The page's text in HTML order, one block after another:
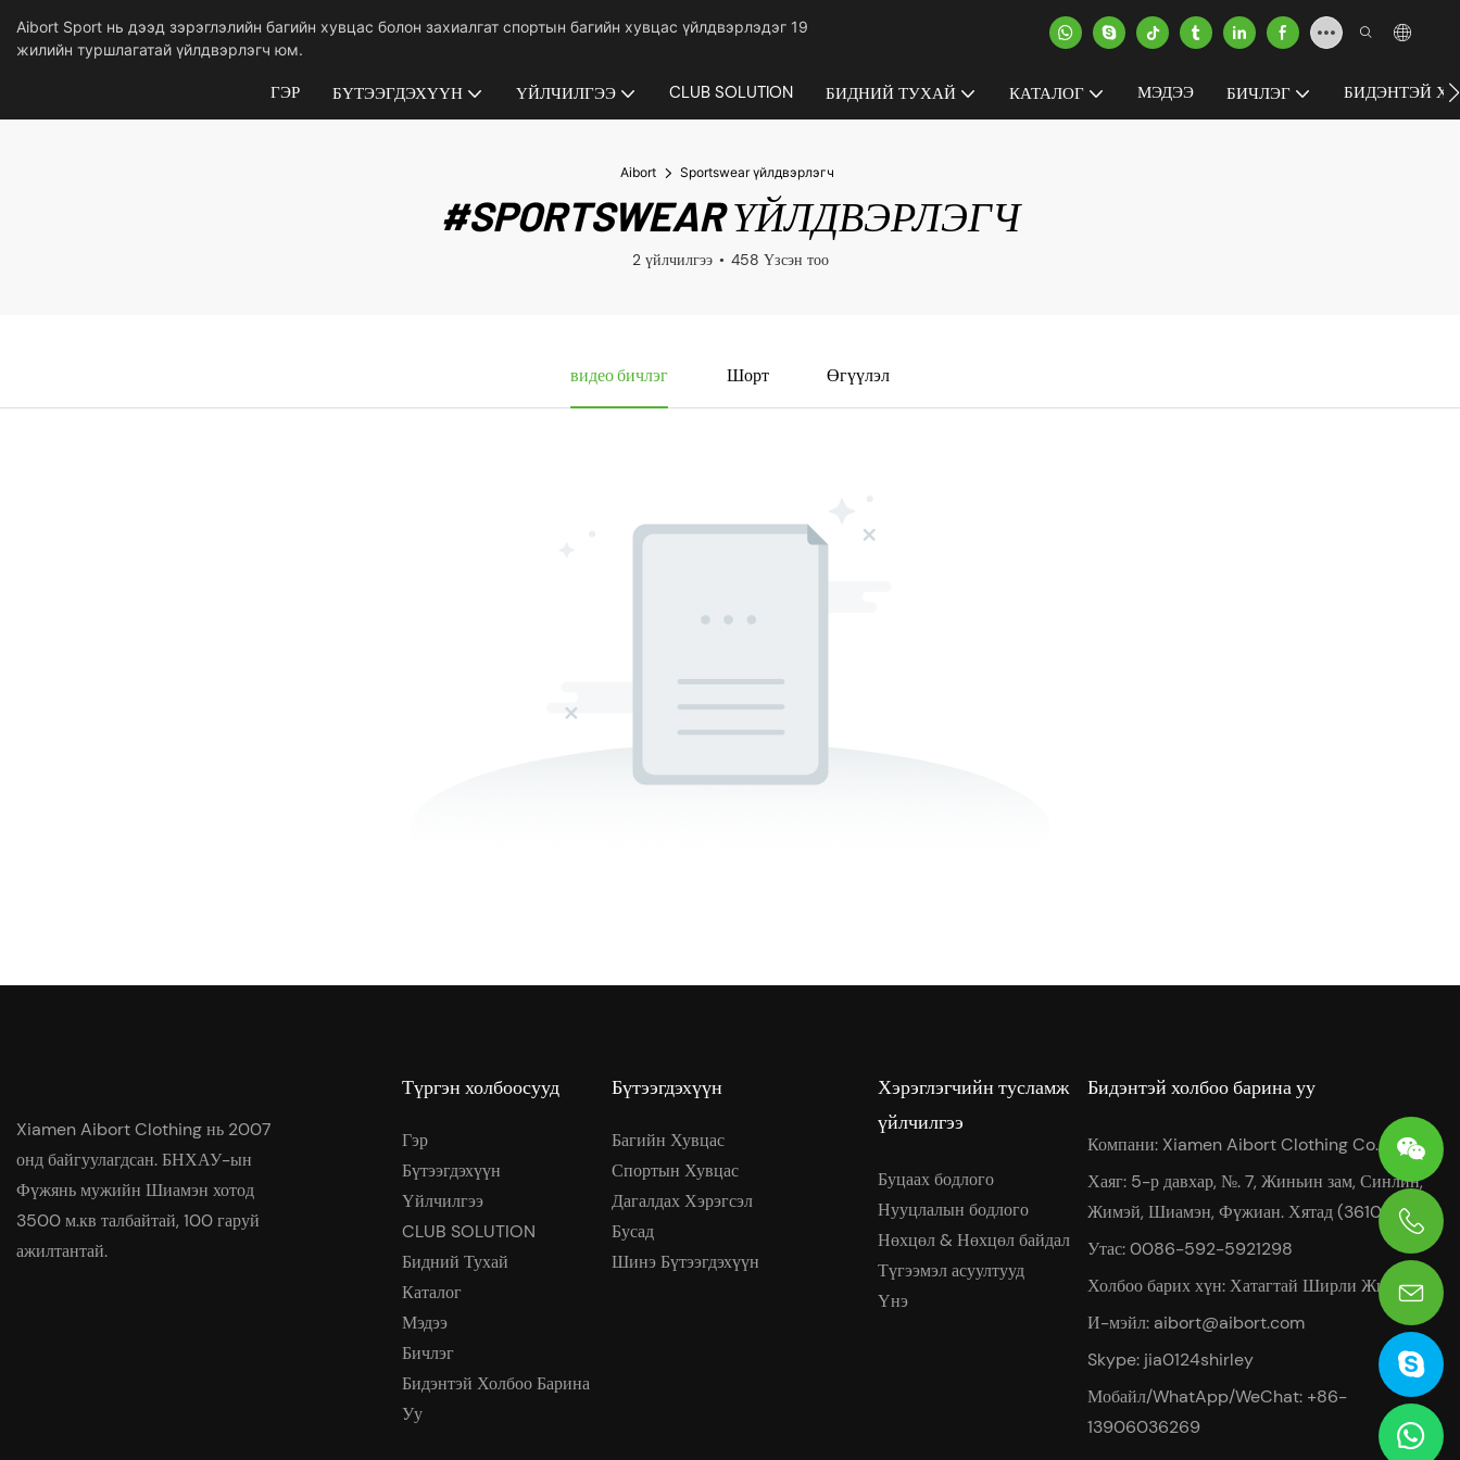
Aibort Sport нь дээд зэрэглэлийн багийн хувцас болон захиалгат спортын багийн хувцас үйлдвэрлэдэг 19
жилийн туршлагатай үйлдвэрлэгч юм.
ГЭР БҮТЭЭГДЭХҮҮН ҮЙЛЧИЛГЭЭ CLUB SOLUTION БИДНИЙ ТУХАЙ КАТАЛОГ МЭДЭЭ БИЧЛЭГ БИДЭНТЭЙ
Aibort Sportswear үйлдвэрлэгч
#SPORTSWEAR ҮЙЛДВЭРЛЭГЧ
2 үйлчилгээ 458 Үзсэн тоо
видео бичлэг Шорт Өгүүлэл
Xiamen Aibort Clothing нь 2007
онд байгуулагдсан. БНХАУ-ын
Фүжянь мужийн Шиамэн хотод
3500 м.кв талбайтай, 100 гаруй
ажилтантай.
Түргэн холбоосууд
Гэр
Бүтээгдэхүүн
Үйлчилгээ
CLUB SOLUTION
Бидний Тухай
Каталог
Мэдээ
Бичлэг
Бидэнтэй Холбоо Барина
Уу
Бүтээгдэхүүн
Багийн Хувцас
Спортын Хувцас
Дагалдах Хэрэгсэл
Бусад
Шинэ Бүтээгдэхүүн
Хэрэглэгчийн тусламж
үйлчилгээ
Буцаах бодлого
Нууцлалын бодлого
Нөхцөл & Нөхцөл байдал
Түгээмэл асуултууд
Үнэ
Бидэнтэй холбоо барина уу
Компани: Xiamen Aibort Clothing Co.,Ltd
Хаяг: 5-р давхар, №. 7, Жиньин зам, Синлин,
Жимэй, Шиамэн, Фүжиан. Хятад (361022)
Утас: 0086-592-5921298
Холбоо барих хүн: Хатагтай Ширли Жиа
И-мэйл: aibort@aibort.com
Skype: jia0124shirley
Мобайл/WhatApp/WeChat: +86-
13906036269